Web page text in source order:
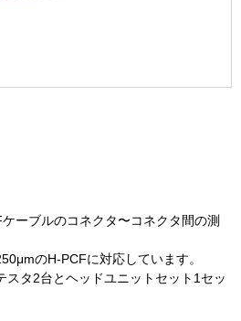
ーブルのコネクタ〜コネクタ間の測
のH-PCFに対応しています。
タ2台とヘッドユニットセット1セッ